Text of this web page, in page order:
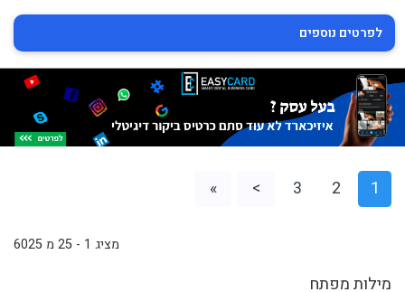
מילות מפתח
לפרטים נוספים
1
2
3
>
»
מציג 1 - 25 מ 6025